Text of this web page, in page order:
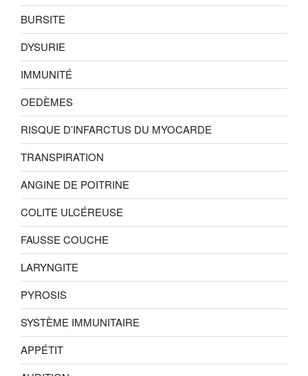
BURSITE
DYSURIE
IMMUNITÉ
OEDÈMES
RISQUE D’INFARCTUS DU MYOCARDE
TRANSPIRATION
ANGINE DE POITRINE
COLITE ULCÉREUSE
FAUSSE COUCHE
LARYNGITE
PYROSIS
SYSTÈME IMMUNITAIRE
APPÉTIT